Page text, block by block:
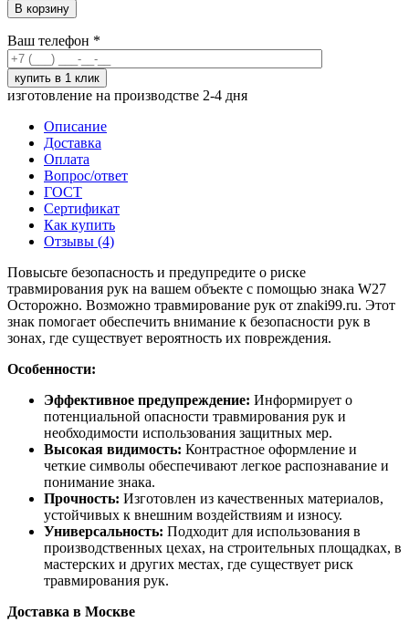
В корзину
Ваш телефон *
изготовление на производстве 2-4 дня
Описание
Доставка
Оплата
Вопрос/ответ
ГОСТ
Сертификат
Как купить
Отзывы (4)
Повысьте безопасность и предупредите о риске
травмирования рук на вашем объекте с помощью знака W27
Осторожно. Возможно травмирование рук от znaki99.ru. Этот
знак помогает обеспечить внимание к безопасности рук в
зонах, где существует вероятность их повреждения.
Особенности:
Эффективное предупреждение: Информирует о
потенциальной опасности травмирования рук и
необходимости использования защитных мер.
Высокая видимость: Контрастное оформление и
четкие символы обеспечивают легкое распознавание и
понимание знака.
Прочность: Изготовлен из качественных материалов,
устойчивых к внешним воздействиям и износу.
Универсальность: Подходит для использования в
производственных цехах, на строительных площадках, в
мастерских и других местах, где существует риск
травмирования рук.
Доставка в Москве